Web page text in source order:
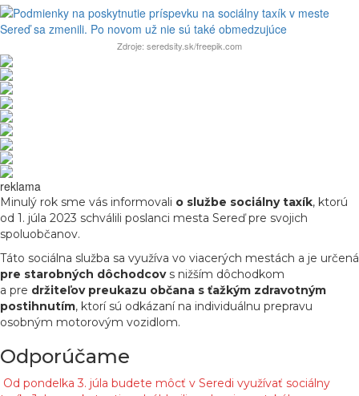
Zdroje: seredsity.sk/freepik.com
reklama
Minulý rok sme vás informovali o službe sociálny taxík, ktorú
od 1. júla 2023 schválili poslanci mesta Sereď pre svojich
spoluobčanov.
Táto sociálna služba sa využíva vo viacerých mestách a je určená
pre starobných dôchodcovs nižším dôchodkom
a pre držiteľov preukazu občana s ťažkým zdravotným
postihnutím, ktorí sú odkázaní na individuálnu prepravu
osobným motorovým vozidlom.
Odporúčame
Od pondelka 3. júla budete môcť v Seredi využívať sociálny